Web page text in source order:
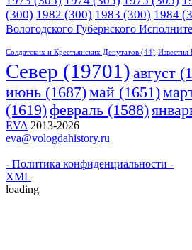
(300) 1982 (300) 1983 (300) 1984
Вологодского Губернского
Солдатских и Крестьянских Депутатов (44) Известия
Cевер (19701) август
июнь (1687)май (1651)
(1619)февраль (1588)
EVA 2013-2026
eva@vologdahistory.ru
- Политика конфиденциальности -
XML
loading